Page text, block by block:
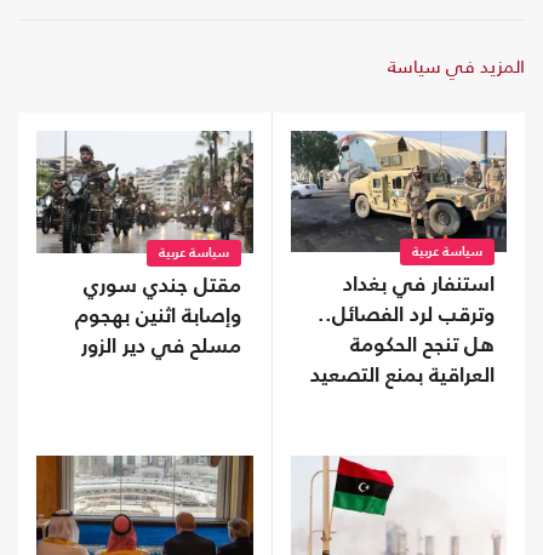
المزيد في سياسة
سياسة عربية
استنفار في بغداد
وترقب لرد الفصائل..
هل تنجح الحكومة
العراقية بمنع التصعيد
سياسة عربية
مقتل جندي سوري
وإصابة اثنين بهجوم
مسلح في دير الزور